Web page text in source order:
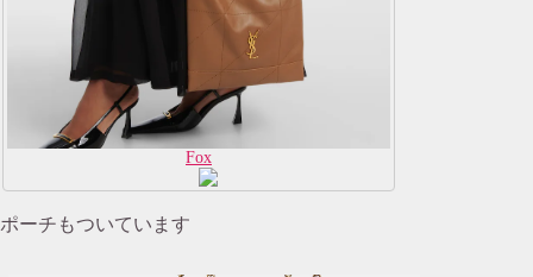
Fox
ポーチもついています